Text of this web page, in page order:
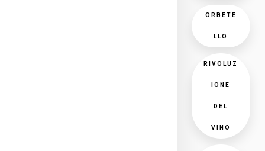
ORBETE
LLO
RIVOLUZ
IONE
DEL
VINO